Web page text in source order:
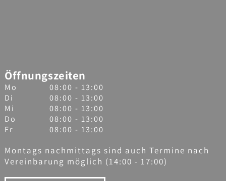
Öffnungszeiten
Mo
08:00 - 13:00
Di
08:00 - 13:00
Mi
08:00 - 13:00
Do
08:00 - 13:00
Fr
08:00 - 13:00
Montags nachmittags sind auch Termine nach
Vereinbarung möglich (14:00 - 17:00)